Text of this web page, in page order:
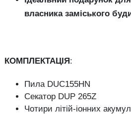
власника заміського
КОМПЛЕКТАЦІЯ:
Пила DUC155HN
Секатор DUP 265Z
Чотири літій-іонних